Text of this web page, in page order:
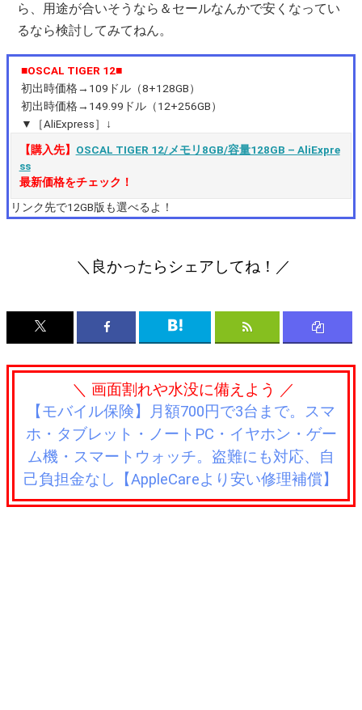
ら、用途が合いそうなら＆セールなんかで安くなってい
るなら検討してみてねん。
■OSCAL TIGER 12■
初出時価格→109ドル（8+128GB）
初出時価格→149.99ドル（12+256GB）
▼［AliExpress］↓
【購入先】 OSCAL TIGER 12/メモリ8GB/容量128GB – AliExpre
ss
最新価格をチェック！
リンク先で12GB版も選べるよ！
＼良かったらシェアしてね！／
＼ 画面割れや水没に備えよう ／
【モバイル保険】月額700円で3台まで。スマ
ホ・タブレット・ノートPC・イヤホン・ゲー
ム機・スマートウォッチ。盗難にも対応、自
己負担金なし【AppleCareより安い修理補償】